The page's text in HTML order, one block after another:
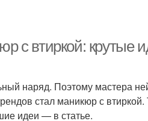
с втиркой: крутые
наряд. Поэтому мастера
стал маникюр с втиркой.
идеи — в статье.